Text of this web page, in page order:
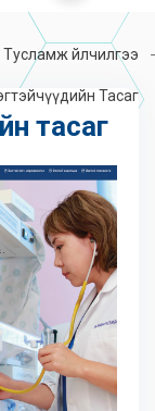
Тусламж Үйлчилгээ
Тасаг
тасаг